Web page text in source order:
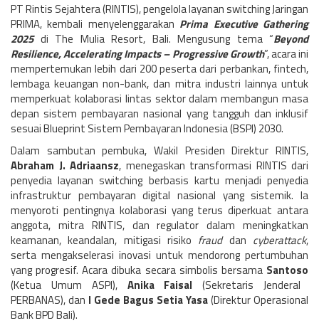
PT Rintis Sejahtera (RINTIS), pengelola layanan switching Jaringan
PRIMA, kembali menyelenggarakan Prima Executive Gathering
2025di The Mulia Resort, Bali. Mengusung tema “Beyond
Resilience, Accelerating Impacts – Progressive Growth”, acara ini
mempertemukan lebih dari 200 peserta dari perbankan, fintech,
lembaga keuangan non-bank, dan mitra industri lainnya untuk
memperkuat kolaborasi lintas sektor dalam membangun masa
depan sistem pembayaran nasional yang tangguh dan inklusif
sesuai Blueprint Sistem Pembayaran Indonesia (BSPI) 2030.
Dalam sambutan pembuka, Wakil Presiden Direktur RINTIS,
Abraham J. Adriaansz, menegaskan transformasi RINTIS dari
penyedia layanan switching berbasis kartu menjadi penyedia
infrastruktur pembayaran digital nasional yang sistemik. Ia
menyoroti pentingnya kolaborasi yang terus diperkuat antara
anggota, mitra RINTIS, dan regulator dalam meningkatkan
keamanan, keandalan, mitigasi risiko frauddan cyberattack,
serta mengakselerasi inovasi untuk mendorong pertumbuhan
yang progresif. Acara dibuka secara simbolis bersama Santoso
(Ketua Umum ASPI), Anika Faisal (Sekretaris Jenderal
PERBANAS), dan I Gede Bagus Setia Yasa(Direktur Operasional
Bank BPD Bali).